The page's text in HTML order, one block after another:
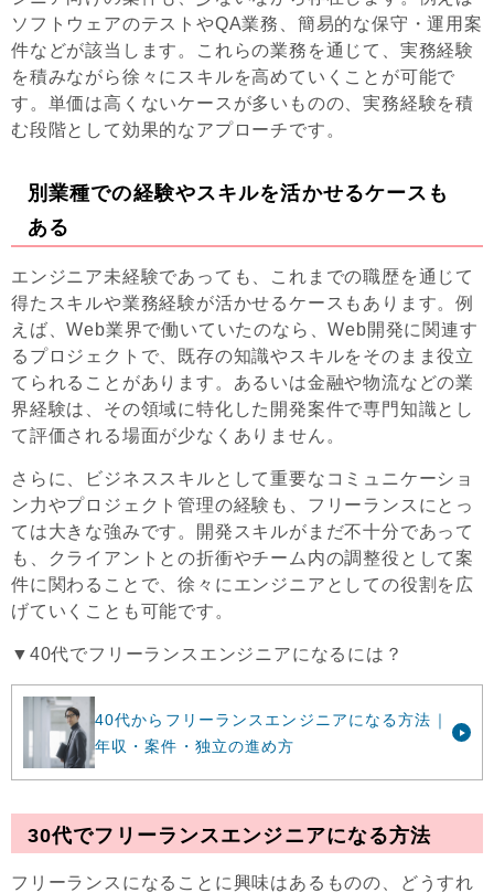
ソフトウェアのテストやQA業務、簡易的な保守・運用案
件などが該当します。これらの業務を通じて、実務経験
を積みながら徐々にスキルを高めていくことが可能で
す。単価は高くないケースが多いものの、実務経験を積
む段階として効果的なアプローチです。
別業種での経験やスキルを活かせるケースも
ある
エンジニア未経験であっても、これまでの職歴を通じて
得たスキルや業務経験が活かせるケースもあります。例
えば、Web業界で働いていたのなら、Web開発に関連す
るプロジェクトで、既存の知識やスキルをそのまま役立
てられることがあります。あるいは金融や物流などの業
界経験は、その領域に特化した開発案件で専門知識とし
て評価される場面が少なくありません。
さらに、ビジネススキルとして重要なコミュニケーショ
ン力やプロジェクト管理の経験も、フリーランスにとっ
ては大きな強みです。開発スキルがまだ不十分であって
も、クライアントとの折衝やチーム内の調整役として案
件に関わることで、徐々にエンジニアとしての役割を広
げていくことも可能です。
▼40代でフリーランスエンジニアになるには？
40代からフリーランスエンジニアになる方法｜
年収・案件・独立の進め方
30代でフリーランスエンジニアになる方法
フリーランスになることに興味はあるものの、どうすれ